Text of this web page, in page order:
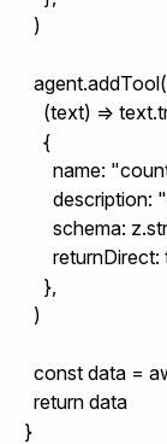
  )
  agent.addTool(
(text) =>
    {
name:
schema:
returnDirect:
    },
  )
const data =
  return data
}